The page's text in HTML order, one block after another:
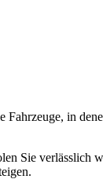
in
Sie verlässlich